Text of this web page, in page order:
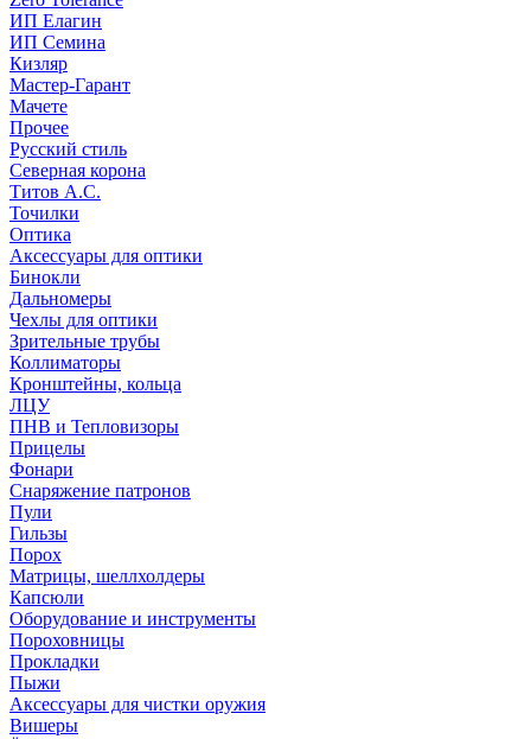
ИП Елагин
ИП Семина
Кизляр
Мастер-Гарант
Мачете
Прочее
Русский стиль
Северная корона
Титов А.С.
Точилки
Оптика
Аксессуары для оптики
Бинокли
Дальномеры
Чехлы для оптики
Зрительные трубы
Коллиматоры
Кронштейны, кольца
ЛЦУ
ПНВ и Тепловизоры
Прицелы
Фонари
Снаряжение патронов
Пули
Гильзы
Порох
Матрицы, шеллхолдеры
Капсюли
Оборудование и инструменты
Пороховницы
Прокладки
Пыжи
Аксессуары для чистки оружия
Вишеры